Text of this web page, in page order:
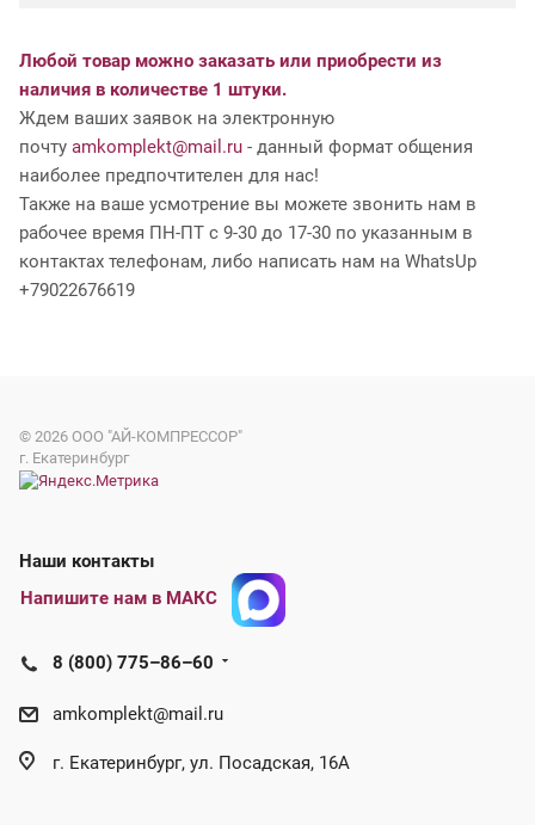
Любой товар можно заказать или приобрести из
наличия в количестве 1 штуки.
Ждем ваших заявок на электронную
почту amkomplekt@mail.ru - данный формат общения
наиболее предпочтителен для нас!
Также на ваше усмотрение вы можете звонить нам в
рабочее время ПН-ПТ с 9-30 до 17-30 по указанным в
контактах телефонам, либо написать нам на WhatsUp
+79022676619
© 2026 ООО "АЙ-КОМПРЕССОР"
г. Екатеринбург
Наши контакты
Напишите нам в МАКС
8 (800) 775–86–60
amkomplekt@mail.ru
г. Екатеринбург, ул. Посадская, 16А